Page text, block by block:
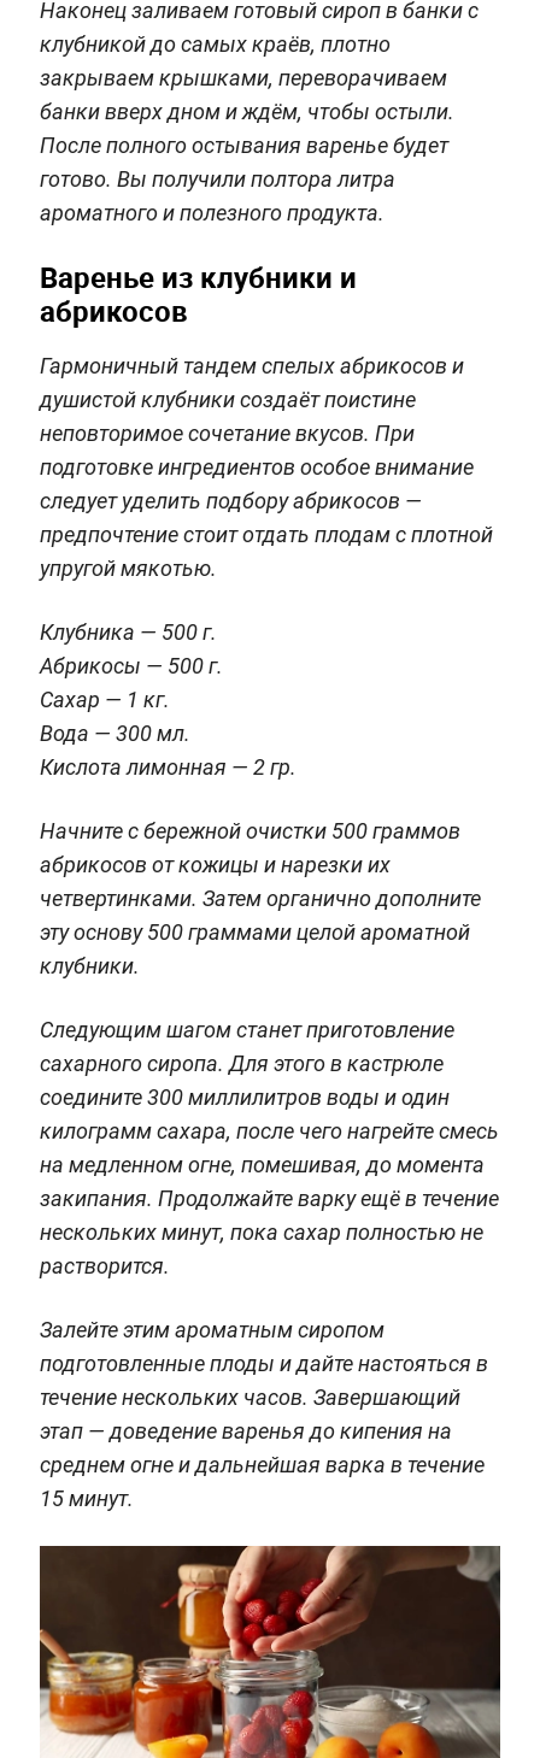
Наконец заливаем готовый сироп в банки с
клубникой до самых краёв, плотно
закрываем крышками, переворачиваем
банки вверх дном и ждём, чтобы остыли.
После полного остывания варенье будет
готово. Вы получили полтора литра
ароматного и полезного продукта.
Варенье из клубники и
абрикосов
Гармоничный тандем спелых абрикосов и
душистой клубники создаёт поистине
неповторимое сочетание вкусов. При
подготовке ингредиентов особое внимание
следует уделить подбору абрикосов —
предпочтение стоит отдать плодам с плотной
упругой мякотью.
Клубника — 500 г.
Абрикосы — 500 г.
Сахар — 1 кг.
Вода — 300 мл.
Кислота лимонная — 2 гр.
Начните с бережной очистки 500 граммов
абрикосов от кожицы и нарезки их
четвертинками. Затем органично дополните
эту основу 500 граммами целой ароматной
клубники.
Следующим шагом станет приготовление
сахарного сиропа. Для этого в кастрюле
соедините 300 миллилитров воды и один
килограмм сахара, после чего нагрейте смесь
на медленном огне, помешивая, до момента
закипания. Продолжайте варку ещё в течение
нескольких минут, пока сахар полностью не
растворится.
Залейте этим ароматным сиропом
подготовленные плоды и дайте настояться в
течение нескольких часов. Завершающий
этап — доведение варенья до кипения на
среднем огне и дальнейшая варка в течение
15 минут.